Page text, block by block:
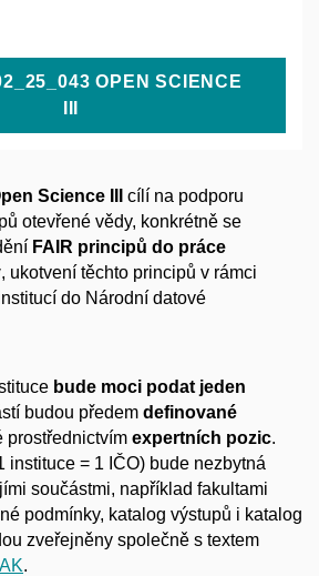
OPEN SCIENCE
Science III
cílí na podporu
otevřené vědy, konkrétně se
FAIR principů do práce
, ukotvení těchto principů v rámci
do Národní datové
bude moci podat jeden
budou předem definované
prostřednictvím expertních pozic.
instituce = 1 IČO) bude nezbytná
součástmi, například fakultami
podmínky, katalog výstupů i katalog
zveřejněny společně s textem
.